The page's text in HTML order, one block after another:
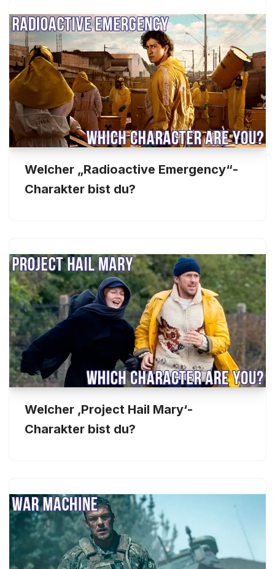
Welcher „Radioactive Emergency“-
Charakter bist du?
Welcher ‚Project Hail Mary‘-
Charakter bist du?